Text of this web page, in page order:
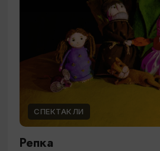
СПЕКТАКЛИ
Репка